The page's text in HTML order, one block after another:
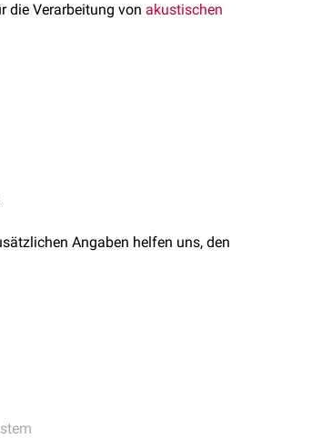
die Verarbeitung von akustischen
Angaben helfen uns, den